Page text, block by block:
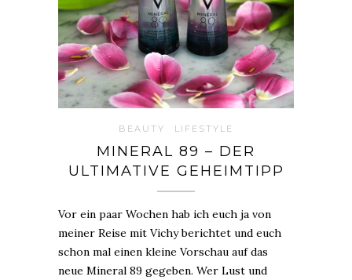
BEAUTY LIFESTYLE
MINERAL 89 – DER
ULTIMATIVE GEHEIMTIPP
Vor ein paar Wochen hab ich euch ja von
meiner Reise mit Vichy berichtet und euch
schon mal einen kleine Vorschau auf das
neue Mineral 89 gegeben. Wer Lust und